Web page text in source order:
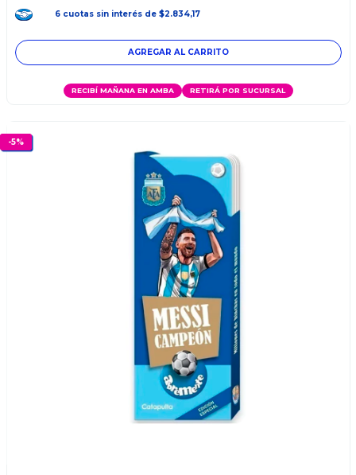
6 cuotas sin interés de $2.834,17
RECIBÍ MAÑANA EN AMBA RETIRÁ POR SUCURSAL
-5%